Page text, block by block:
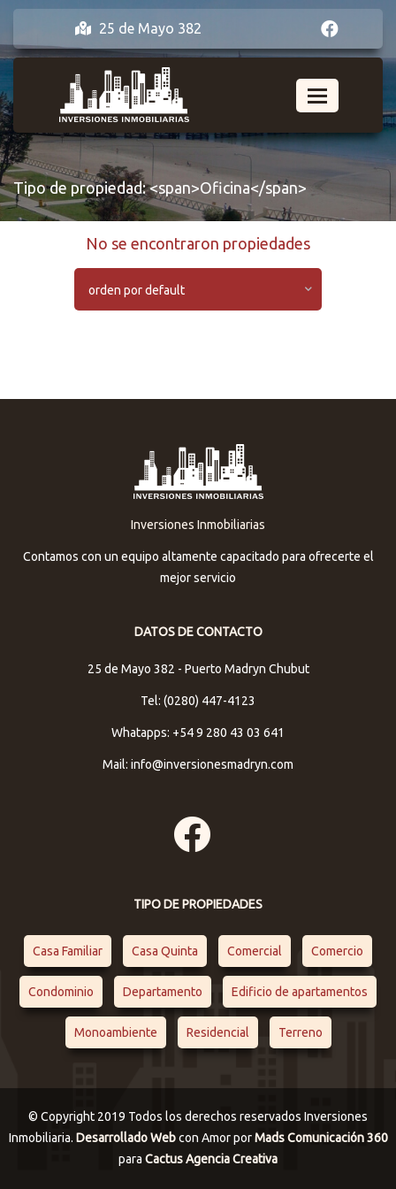
25 de Mayo 382
Tipo de propiedad: <span>Oficina</span>
No se encontraron propiedades
orden por default
Inversiones Inmobiliarias
Contamos con un equipo altamente capacitado para ofrecerte el
mejor servicio
DATOS DE CONTACTO
25 de Mayo 382 - Puerto Madryn Chubut
Tel: (0280) 447-4123
Whatapps: +54 9 280 43 03 641
Mail: info@inversionesmadryn.com
TIPO DE PROPIEDADES
Casa Familiar Casa Quinta Comercial Comercio
Condominio Departamento Edificio de apartamentos
Monoambiente Residencial Terreno
© Copyright 2019 Todos los derechos reservados Inversiones
Inmobiliaria. Desarrollado Webcon Amor porMads Comunicación 360
para Cactus Agencia Creativa